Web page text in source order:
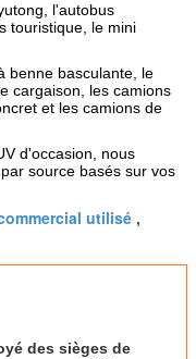
l'autobus
touristique, le mini
benne basculante, le
cargaison, les camions
et les camions de
d'occasion, nous
source basés sur vos
utilisé ,
des sièges de